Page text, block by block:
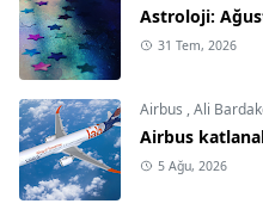
Astroloji:
31 Tem, 2026
Airbus ,Ali
Airbus
5 Ağu, 2026